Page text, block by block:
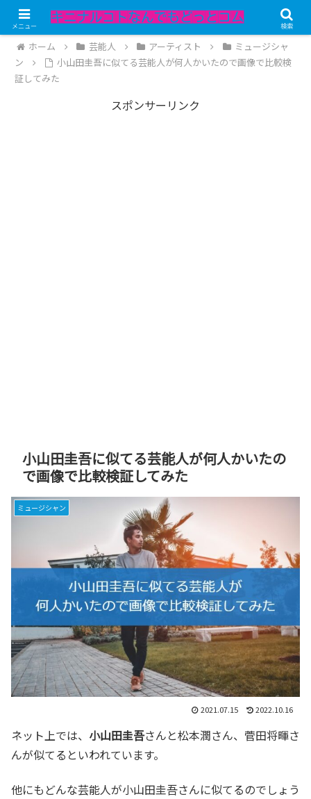
記事内にPRが含まれています。
ホーム 芸能人 アーティスト
ミュージシャ
ン
小山田圭吾に似てる芸能人が何人かいたので画像で比較検
証してみた
スポンサーリンク
小山田圭吾に似てる芸能人が何人かいたの
で画像で比較検証してみた
ミュージシャン
2021.07.15 2022.10.16
ネット上では、 小山田圭吾さんと松本潤さん、菅田将暉さ
んが似てるといわれています。
他にもどんな芸能人が小山田圭吾さんに似てるのでしょう
メニュー 検索